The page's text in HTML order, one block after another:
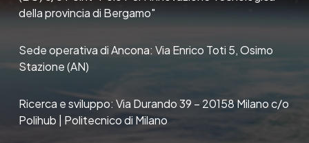
della provincia di Bergamo"
Sede operativa di Ancona: Via Enrico Toti 5, Osimo
Stazione (AN)
Ricerca e sviluppo: Via Durando 39 – 20158 Milano c/o
Polihub | Politecnico di Milano